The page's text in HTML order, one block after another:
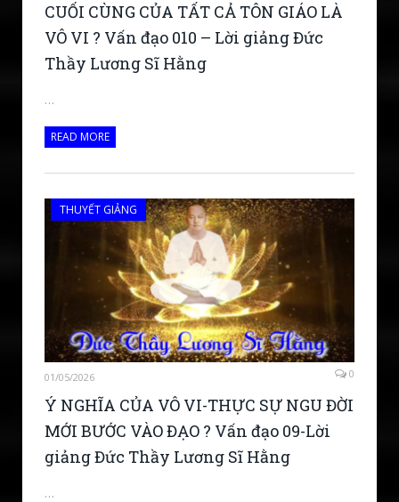
CUỐI CÙNG CỦA TẤT CẢ TÔN GIÁO LÀ
VÔ VI ? Vấn đạo 010 – Lời giảng Đức
Thầy Lương Sĩ Hằng
…
READ MORE
THUYẾT GIẢNG
01/05/2026 0
Ý NGHĨA CỦA VÔ VI-THỰC SỰ NGU ĐỜI
MỚI BƯỚC VÀO ĐẠO ? Vấn đạo 09-Lời
giảng Đức Thầy Lương Sĩ Hằng
…